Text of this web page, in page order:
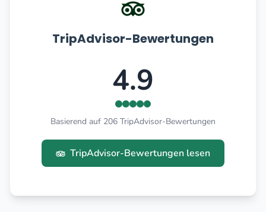
TripAdvisor-Bewertungen
4.9
Basierend auf 206 TripAdvisor-Bewertungen
TripAdvisor-Bewertungen lesen